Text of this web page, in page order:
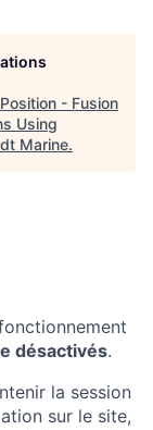
- Fusion
Using
Marine.
désactivés.
la session
sur le site,